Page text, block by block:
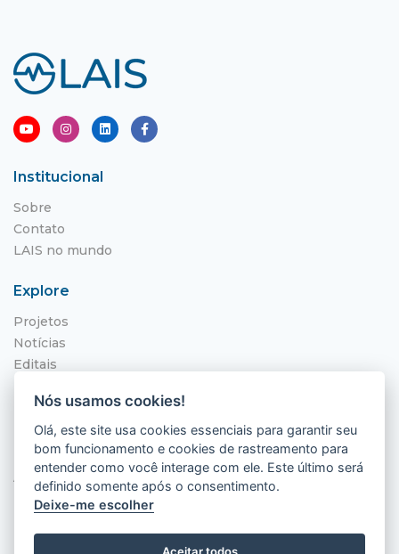
Institucional
Sobre
Contato
LAIS no mundo
Explore
Projetos
Notícias
Editais
Localização
Hospital Universitário Onofre Lopes - HUOL
Av. Nilo Peçanha, 620 - Petrópolis
Natal - RN, 59012-300
Nós usamos cookies!
Olá, este site usa cookies essenciais para garantir seu
bom funcionamento e cookies de rastreamento para
entender como você interage com ele. Este último será
definido somente após o consentimento.
Deixe-me escolher